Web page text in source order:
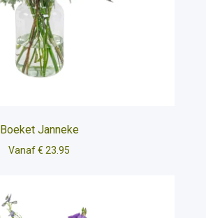
Boeket Janneke
Vanaf € 23.95